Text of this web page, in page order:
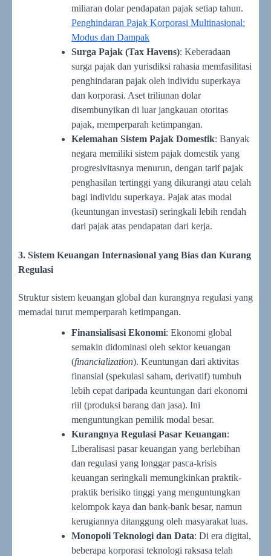
miliaran dolar pendapatan pajak setiap tahun.
Penghindaran Pajak Korporasi Multinasional:
Modus dan Dampak
Surga Pajak (Tax Havens): Keberadaan
surga pajak dan yurisdiksi rahasia memfasilitasi
penghindaran pajak oleh individu superkaya
dan korporasi. Aset triliunan dolar
disembunyikan di luar jangkauan otoritas
pajak, memperparah ketimpangan.
Kelemahan Sistem Pajak Domestik: Banyak
negara memiliki sistem pajak domestik yang
progresivitasnya menurun, dengan tarif pajak
penghasilan tertinggi yang dikurangi atau celah
bagi individu superkaya. Pajak atas modal
(keuntungan investasi) seringkali lebih rendah
dari pajak atas pendapatan dari kerja.
3. Sistem Keuangan Internasional yang Bias dan Kurang
Regulasi
Struktur sistem keuangan global dan kurangnya regulasi yang
memadai turut memperparah ketimpangan.
Finansialisasi Ekonomi: Ekonomi global
semakin didominasi oleh sektor keuangan
(financialization). Keuntungan dari aktivitas
finansial (spekulasi saham, derivatif) tumbuh
lebih cepat daripada keuntungan dari ekonomi
riil (produksi barang dan jasa). Ini
menguntungkan pemilik modal besar.
Kurangnya Regulasi Pasar Keuangan:
Liberalisasi pasar keuangan yang berlebihan
dan regulasi yang longgar pasca-krisis
keuangan seringkali memungkinkan praktik-
praktik berisiko tinggi yang menguntungkan
kelompok kaya dan bank-bank besar, namun
kerugiannya ditanggung oleh masyarakat luas.
Monopoli Teknologi dan Data: Di era digital,
beberapa korporasi teknologi raksasa telah